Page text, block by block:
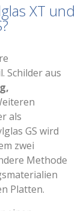
XT und
Schilder aus
als
GS wird
zwei
Methode
Platten.